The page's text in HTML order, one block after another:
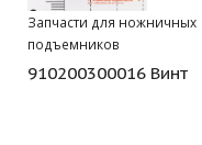
Запчасти для ножничных
подъемников
910200300016 Винт